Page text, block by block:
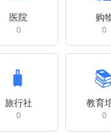
医院
0
购
0
🧳
旅行社
0
教育
0